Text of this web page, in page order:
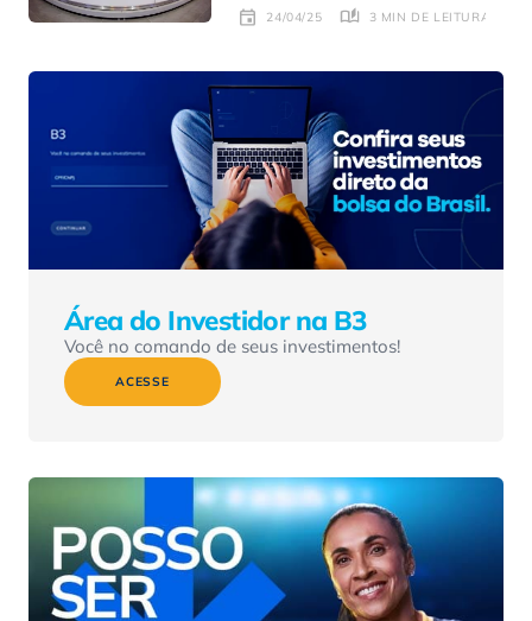
24/04/25 3 MIN DE LEITURA
Área do Investidor na B3
Você no comando de seus investimentos!
ACESSE